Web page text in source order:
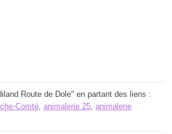
Route de Dole" en partant des liens :
Comté animalerie 25 animalerie